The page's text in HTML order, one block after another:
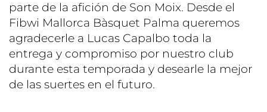
parte de la afición de Son Moix. Desde el
Fibwi Mallorca Bàsquet Palma queremos
agradecerle a Lucas Capalbo toda la
entrega y compromiso por nuestro club
durante esta temporada y desearle la mejor
de las suertes en el futuro.